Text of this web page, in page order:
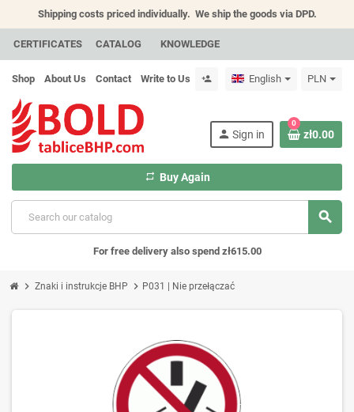
Shipping costs priced individually. We ship the goods via DPD.
CERTIFICATES CATALOG KNOWLEDGE
Shop About Us Contact Write to Us person_add English PLN
search
person Sign in
repeat Buy Again
0
zł0.00
For free delivery also spend zł615.00
chevron_right Znaki i instrukcje BHP chevron_right P031 | Nie przełączać